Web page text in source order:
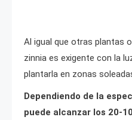
Al igual que otras plantas
zinnia es exigente con la
plantarla en zonas
Dependiendo de la
puede alcanzar los 20-